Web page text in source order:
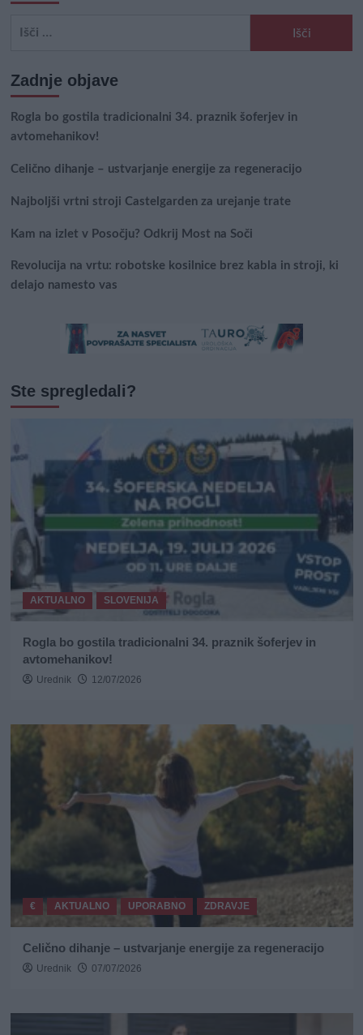
Zadnje objave
Rogla bo gostila tradicionalni 34. praznik šoferjev in
avtomehanikov!
Celično dihanje – ustvarjanje energije za regeneracijo
Najboljši vrtni stroji Castelgarden za urejanje trate
Kam na izlet v Posočju? Odkrij Most na Soči
Revolucija na vrtu: robotske kosilnice brez kabla in stroji, ki
delajo namesto vas
Ste spregledali?
AKTUALNO SLOVENIJA
Rogla bo gostila tradicionalni 34. praznik šoferjev in
avtomehanikov!
Urednik 12/07/2026
€ AKTUALNO UPORABNO ZDRAVJE
Celično dihanje – ustvarjanje energije za regeneracijo
Urednik 07/07/2026